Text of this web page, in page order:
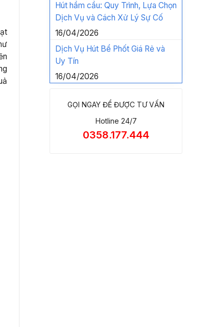
Hút hầm cầu: Quy Trình, Lựa Chọn
Dịch Vụ và Cách Xử Lý Sự Cố
16/04/2026
Dịch Vụ Hút Bể Phốt Giá Rẻ và
Uy Tín
16/04/2026
GỌI NGAY ĐỂ ĐƯỢC TƯ VẤN
Hotline 24/7
0358.177.444